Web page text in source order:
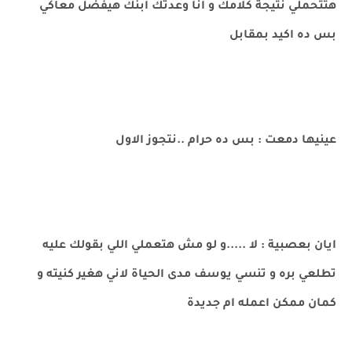
هتتحملي نتيجة كلامك و انا وعدتك ابنك هيفضل معاكي
بس ده اكيد بمقابل
عينيها دمعت : بس ده حرام ..نتجوز الاول
ايان بعصبية : لا .....و لو مش هتعملي اللي بقولك عليه
تطلعي بره و تنسي يوسف مدى الحياة لاني هغير كنيته و
كمان ممكن اعمله ام جديدة